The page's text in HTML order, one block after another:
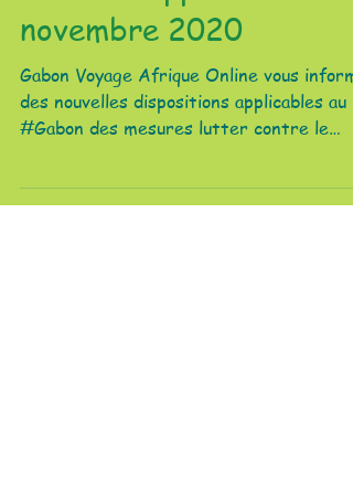
novembre 2020
Gabon Voyage Afrique Online vous
des nouvelles dispositions applicables au
#Gabon des mesures lutter contre le